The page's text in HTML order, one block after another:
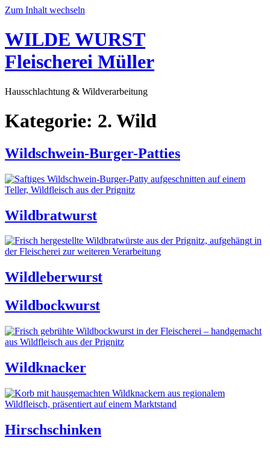
Zum Inhalt wechseln
WILDE WURST
Fleischerei Müller
Hausschlachtung & Wildverarbeitung
Kategorie: 2. Wild
Wildschwein-Burger-Patties
Wildbratwurst
Wildleberwurst
Wildbockwurst
Wildknacker
Hirschschinken